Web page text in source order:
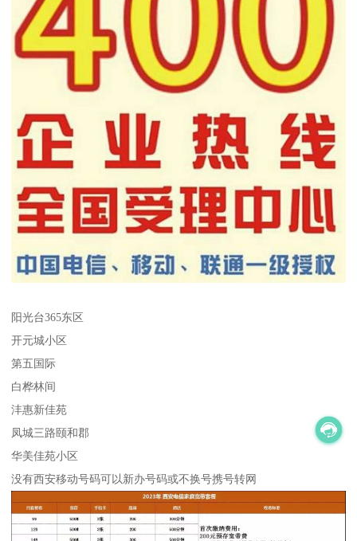
阳光台365东区
开元城小区
第五国际
白桦林间
沣惠新佳苑
凤城三路颐和郡
华美佳苑小区
没有西安移动号码可以新办号码或不换号携号转网